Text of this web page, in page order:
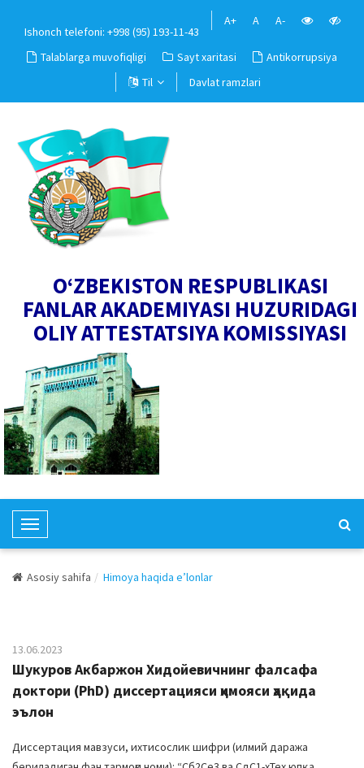
Ishonch telefoni: +998 (95) 193-11-43
A+ A A-
Talablarga muvofiqligi Sayt xaritasi
Antikorrupsiya
Til
Davlat ramzlari
O‘ZBEKISTON RESPUBLIKASI
FANLAR AKADEMIYASI HUZURIDAGI
OLIY ATTESTATSIYA KOMISSIYASI
T
o
g
N
a
a
t
Asosiy sahifa Himoya haqida e’lonlar
13.06.2023
Шукуров Aкбаржон Хидойевичнинг фалсафа
доктори (PhD) диссертацияси ҳимояси ҳақида
эълон
Диссертация мавзуси, ихтисослик шифри (илмий даража